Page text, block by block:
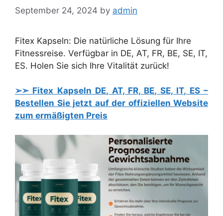
September 24, 2024 by admin
Fitex Kapseln: Die natürliche Lösung für Ihre
Fitnessreise. Verfügbar in DE, AT, FR, BE, SE, IT,
ES. Holen Sie sich Ihre Vitalität zurück!
➢➣ Fitex Kapseln DE, AT, FR, BE, SE, IT, ES –
Bestellen Sie jetzt auf der offiziellen Website
zum ermäßigten Preis